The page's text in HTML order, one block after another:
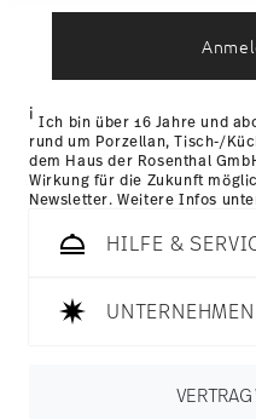
gesammelt haben.
vorrätige Artikel. Sie
hier einsehen.
Retouren:Für Retouren
i Ich bin über 16 Jahre und
rund um Porzellan, Tisch-/
dem Haus der Rosenthal
Wirkung für die Zukunft
Newsletter. Weitere Infos
HILFE &